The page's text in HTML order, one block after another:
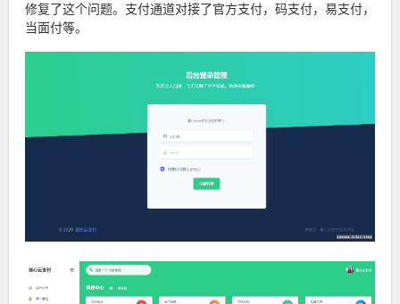
修复了这个问题。支付通道对接了官方支付，码支付，易支付，
当面付等。